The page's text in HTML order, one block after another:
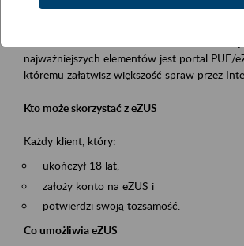
Platforma Usług Elektronicznych ZUS eZUS
najważniejszych elementów jest portal PUE/
któremu załatwisz większość spraw przez
Kto może skorzystać z eZUS
Każdy klient, który:
ukończył 18 lat,
założy konto na eZUS i
potwierdzi swoją tożsamość.
Co umożliwia eZUS